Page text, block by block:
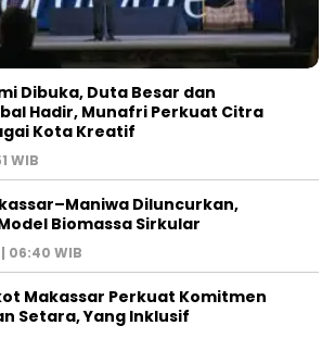
Dibuka, Duta Besar dan
Hadir, Munafri Perkuat Citra
Kota Kreatif
WIB
Diluncurkan,
Biomassa Sirkular
06:40 WIB
Makassar Perkuat Komitmen
Setara, Yang Inklusif